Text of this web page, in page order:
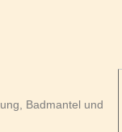
Badmantel und